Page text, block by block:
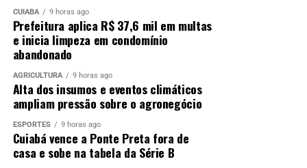
CUIABÁ 9 horas ago
Prefeitura aplica R$ 37,6 mil em multas
e inicia limpeza em condomínio
abandonado
AGRICULTURA 9 horas ago
Alta dos insumos e eventos climáticos
ampliam pressão sobre o agronegócio
ESPORTES 9 horas ago
Cuiabá vence a Ponte Preta fora de
casa e sobe na tabela da Série B